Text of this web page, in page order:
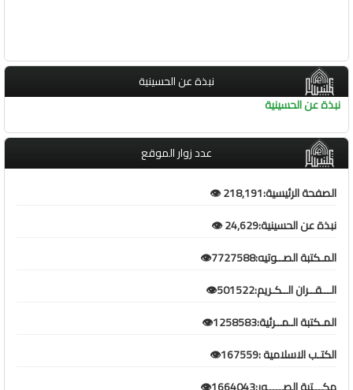
نبذة عن الحسينية
نبذة عن الحسينية
عدد زوار الموقع
الصفحة الرئيسية:218,191 👁️
نبذة عن الحسينية:24,629 👁️
المـكتبة الصــوتيه:7727588👁️
الـــقــران الــكـريم:501522👁️
المـكتبة الـمــرئية:1258583👁️
الكتـب الاسلامية :167559👁️